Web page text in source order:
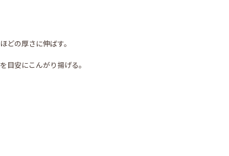
どの厚さに伸ばす。
目安にこんがり揚げる。